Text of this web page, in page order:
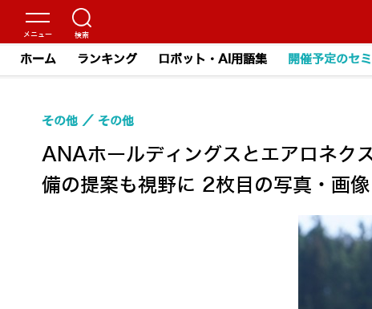
ホーム ランキング ロボット・AI用語集 開催予定のセ
ANAホールディングスとエアロネク
備の提案も視野に 2枚目の写真・画像
その他 その他